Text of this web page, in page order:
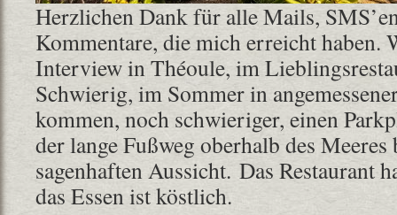
Herzlichen Dank für alle Mails,
Kommentare, die mich erreicht haben.
Interview in Théoule, im
Schwierig, im Sommer in
kommen, noch schwieriger, einen
der lange Fußweg oberhalb des
sagenhaften Aussicht. Das Restaurant
das Essen ist köstlich.